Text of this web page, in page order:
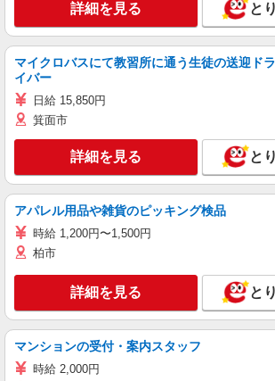
詳細を見る と
マイクロバスにて教習所に通う生徒の送迎ドラ
イバー
日給 15,850円
箕面市
詳細を見る と
アパレル用品や雑貨のピッキング検品
時給 1,200円〜1,500円
柏市
詳細を見る と
マンションの受付・案内スタッフ
時給 2,000円